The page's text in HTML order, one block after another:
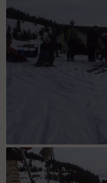
repas 2 : la troupe